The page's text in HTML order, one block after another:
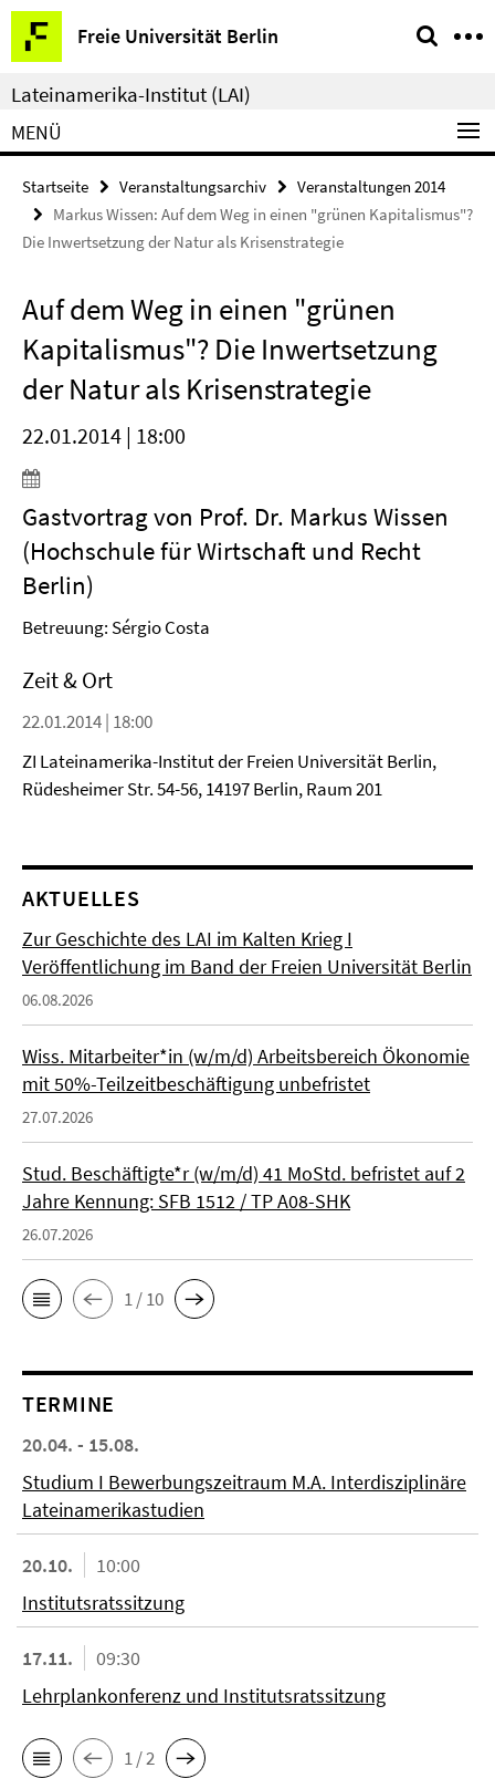
Springe
direkt
zu
Inhalt
Freie Universität Berlin
Service-
Navigation
Lateinamerika-Institut (LAI)
MENÜ
Startseite Veranstaltungsarchiv
Veranstaltungen 2014
Markus Wissen: Auf dem Weg in einen "grünen Kapitalismus"?
Die Inwertsetzung der Natur als Krisenstrategie
Auf dem Weg in einen "grünen
Kapitalismus"? Die Inwertsetzung
der Natur als Krisenstrategie
22.01.2014 | 18:00
Gastvortrag von Prof. Dr. Markus Wissen
(Hochschule für Wirtschaft und Recht
Berlin)
Betreuung: Sérgio Costa
Zeit & Ort
22.01.2014 | 18:00
ZI Lateinamerika-Institut der Freien Universität Berlin,
Rüdesheimer Str. 54-56, 14197 Berlin, Raum 201
AKTUELLES
Zur Geschichte des LAI im Kalten Krieg I
Veröffentlichung im Band der Freien Universität Berlin
06.08.2026
Wiss. Mitarbeiter*in (w/m/d) Arbeitsbereich Ökonomie
mit 50%-Teilzeitbeschäftigung unbefristet
27.07.2026
Stud. Beschäftigte*r (w/m/d) 41 MoStd. befristet auf 2
Jahre Kennung: SFB 1512 / TP A08-SHK
26.07.2026
1 / 10
TERMINE
20.04. - 15.08.
Studium I Bewerbungszeitraum M.A. Interdisziplinäre
Lateinamerikastudien
20.10.
10:00
Institutsratssitzung
17.11.
09:30
Lehrplankonferenz und Institutsratssitzung
1 / 2